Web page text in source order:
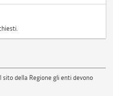
sito della Regione gli enti devono